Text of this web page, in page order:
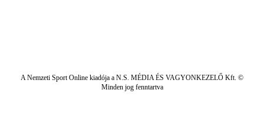
A Nemzeti Sport Online kiadója a N.S. MÉDIA ÉS VAGYONKEZELŐ Kft. ©
Minden jog fenntartva